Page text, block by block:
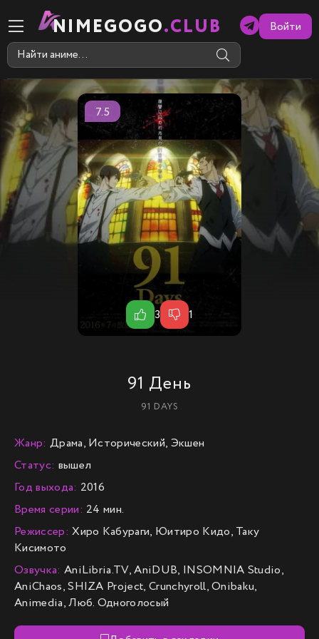
NIMEGOGO.CLUB Войти
91 День
91 DAYS
7.5
3 1
Жанр: Драма, Исторический, Экшен
Статус: вышел
Год выхода: 2016
Время серии: 24 мин.
Режиссер: Хиро Кабураги, Юитиро Кидо, Таку
Кисимото
Озвучка: AniLibria.TV, AniDUB, INSOMNIA Studio,
AniChaos, SHIZA Project, Crunchyroll, Onibaku,
Animedia, Люб. Одноголосый